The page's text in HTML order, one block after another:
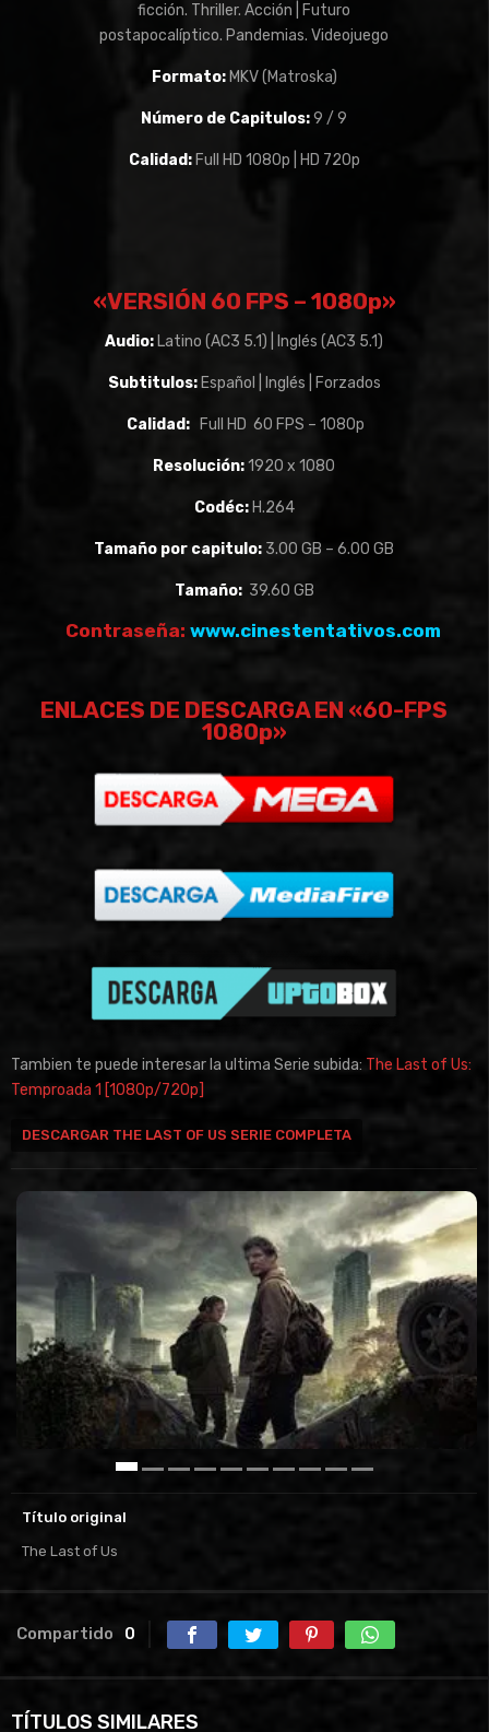
ficción. Thriller. Acción | Futuro
postapocalíptico. Pandemias. Videojuego
Formato: MKV (Matroska)
Número de Capitulos:9 / 9
Calidad: Full HD 1080p | HD 720p
«VERSIÓN 60 FPS – 1080p»
Audio: Latino (AC3 5.1) | Inglés (AC3 5.1)
Subtitulos: Español | Inglés | Forzados
Calidad: Full HD 60 FPS – 1080p
Resolución:1920 x 1080
Codéc: H.264
Tamaño por capitulo: 3.00 GB – 6.00 GB
Tamaño:39.60 GB
Contraseña: www.cinestentativos.com
ENLACES DE DESCARGA EN «60-FPS
1080p»
Tambien te puede interesar la ultima Serie subida: The Last of Us:
Temproada 1 [1080p/720p]
DESCARGAR THE LAST OF US SERIE COMPLETA
Título original
The Last of Us
Compartido 0
TÍTULOS SIMILARES